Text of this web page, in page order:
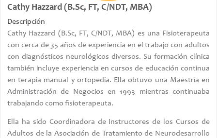
Cathy Hazzard (B.Sc, FT, C/NDT, MBA)
Descripción
Cathy Hazzard (B.Sc, FT, C/NDT, MBA) es una Fisioterapeuta
con cerca de 35 años de experiencia en el trabajo con adultos
con diagnósticos neurológicos diversos. Su formación clínica
también incluye experiencia en cursos de educación continua
en terapia manual y ortopedia. Ella obtuvo una Maestría en
Administración de Negocios en 1993 mientras continuaba
trabajando como fisioterapeuta.
Ella ha sido Coordinadora de Instructores de los Cursos de
Adultos de la Asociación de Tratamiento de Neurodesarrollo